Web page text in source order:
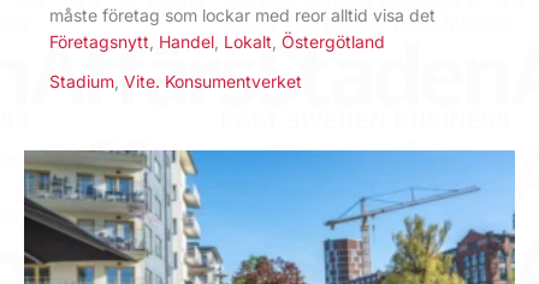
måste företag som lockar med reor alltid visa det
Företagsnytt Handel Lokalt Östergötland
Stadium Vite. Konsumentverket